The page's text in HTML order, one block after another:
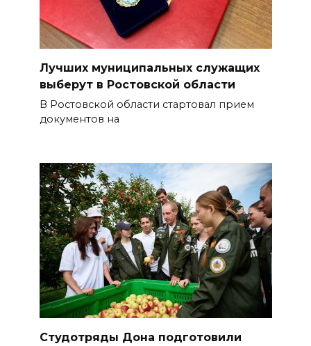
Лучших муниципальных служащих
выберут в Ростовской области
В Ростовской области стартовал прием
документов на
Студотряды Дона подготовили